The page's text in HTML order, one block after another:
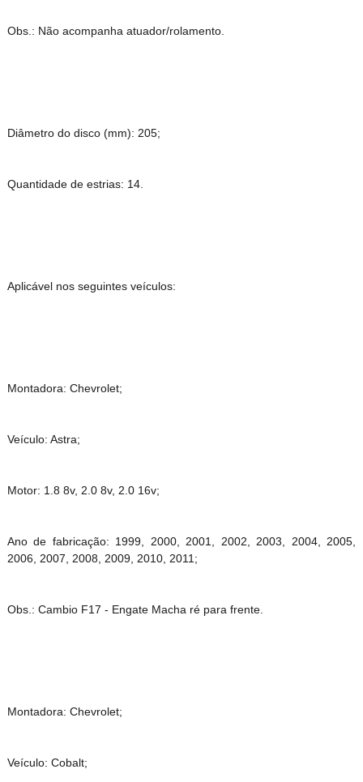
Obs.: Não acompanha atuador/rolamento.
Diâmetro do disco (mm): 205;
Quantidade de estrias: 14.
Aplicável nos seguintes veículos:
Montadora: Chevrolet;
Veículo: Astra;
Motor: 1.8 8v, 2.0 8v, 2.0 16v;
Ano de fabricação: 1999, 2000, 2001, 2002, 2003, 2004, 2005,
2006, 2007, 2008, 2009, 2010, 2011;
Obs.: Cambio F17 - Engate Macha ré para frente.
Montadora: Chevrolet;
Veículo: Cobalt;